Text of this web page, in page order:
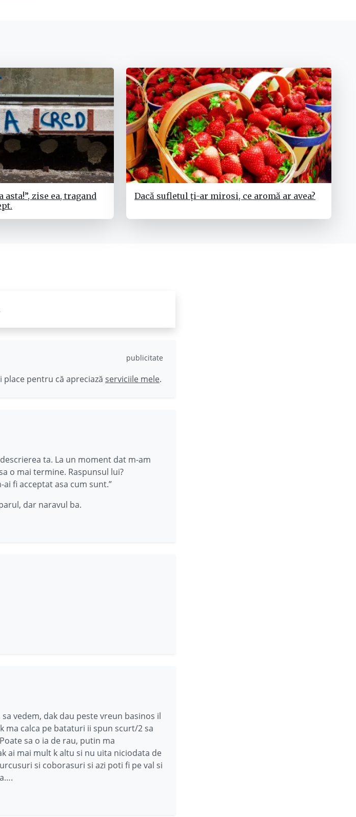
asta!”, zise ea, tragand
Dacă sufletul ți-ar mirosi, ce aromă ar avea?
publicitate
place pentru că apreciază serviciile mele.
ta. La un moment dat m-am
o mai termine. Raspunsul lui?
fi acceptat asa cum sunt.”
dar naravul ba.
vedem, dak dau peste vreun basinos il
ma calca pe bataturi ii spun scurt/2 sa
sa o ia de rau, putin ma
ai mai mult k altu si nu uita niciodata de
si coborasuri si azi poti fi pe val si